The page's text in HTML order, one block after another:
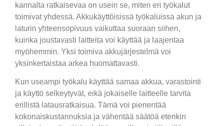
kannalta ratkaisevaa on usein se, miten eri työkalut
toimivat yhdessä. Akkukäyttöisissä työkaluissa akun ja
laturin yhteensopivuus vaikuttaa suoraan siihen,
kuinka joustavasti laitteita voi käyttää ja laajentaa
myöhemmin. Yksi toimiva akkujärjestelmä voi
yksinkertaistaa arkea huomattavasti.
Kun useampi työkalu käyttää samaa akkua, varastointi
ja käyttö selkeytyvät, eikä jokaiselle laitteelle tarvita
erillistä latausratkaisua. Tämä voi pienentää
kokonaiskustannuksia ja vähentää säätöä etenkin